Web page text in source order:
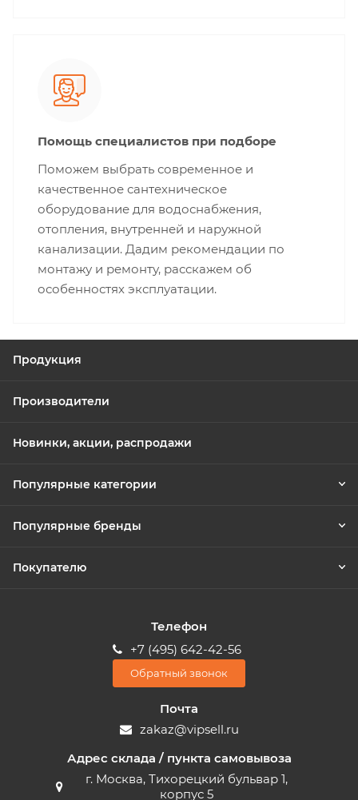
Помощь специалистов при подборе
Поможем выбрать современное и
качественное сантехническое
оборудование для водоснабжения,
отопления, внутренней и наружной
канализации. Дадим рекомендации по
монтажу и ремонту, расскажем об
особенностях эксплуатации.
Продукция
Производители
Новинки, акции, распродажи
Популярные категории
Популярные бренды
Покупателю
Телефон
+7 (495) 642-42-56
Обратный звонок
Почта
zakaz@vipsell.ru
Адрес склада / пункта самовывоза
г. Москва, Тихорецкий бульвар 1,
корпус 5